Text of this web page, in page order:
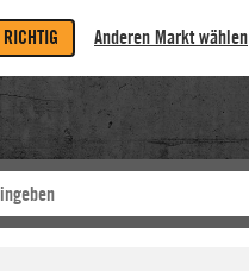
Anderen Markt wählen